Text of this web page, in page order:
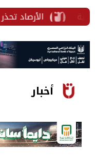
الأرصاد تحذر
أخبار